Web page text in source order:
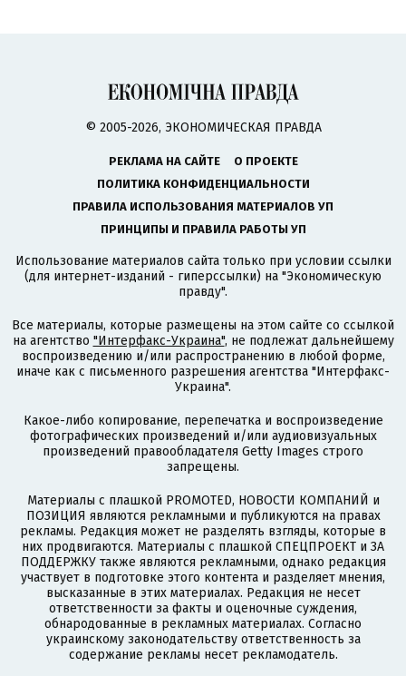
© 2005-2026, ЭКОНОМИЧЕСКАЯ ПРАВДА
РЕКЛАМА НА САЙТЕ
О ПРОЕКТЕ
ПОЛИТИКА КОНФИДЕНЦИАЛЬНОСТИ
ПРАВИЛА ИСПОЛЬЗОВАНИЯ МАТЕРИАЛОВ УП
ПРИНЦИПЫ И ПРАВИЛА РАБОТЫ УП
Использование материалов сайта только при условии ссылки
(для интернет-изданий - гиперссылки) на "Экономическую
правду".
Все материалы, которые размещены на этом сайте со ссылкой
на агентство "Интерфакс-Украина", не подлежат дальнейшему
воспроизведению и/или распространению в любой форме,
иначе как с письменного разрешения агентства "Интерфакс-
Украина".
Какое-либо копирование, перепечатка и воспроизведение
фотографических произведений и/или аудиовизуальных
произведений правообладателя Getty Images строго
запрещены.
Материалы с плашкой PROMOTED, НОВОСТИ КОМПАНИЙ и
ПОЗИЦИЯ являются рекламными и публикуются на правах
рекламы. Редакция может не разделять взгляды, которые в
них продвигаются. Материалы с плашкой СПЕЦПРОЕКТ и ЗА
ПОДДЕРЖКУ также являются рекламными, однако редакция
участвует в подготовке этого контента и разделяет мнения,
высказанные в этих материалах. Редакция не несет
ответственности за факты и оценочные суждения,
обнародованные в рекламных материалах. Согласно
украинскому законодательству ответственность за
содержание рекламы несет рекламодатель.